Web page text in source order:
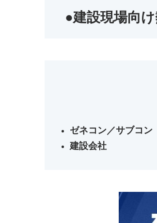
●建設現場向
ゼネコン／サブコン
建設会社